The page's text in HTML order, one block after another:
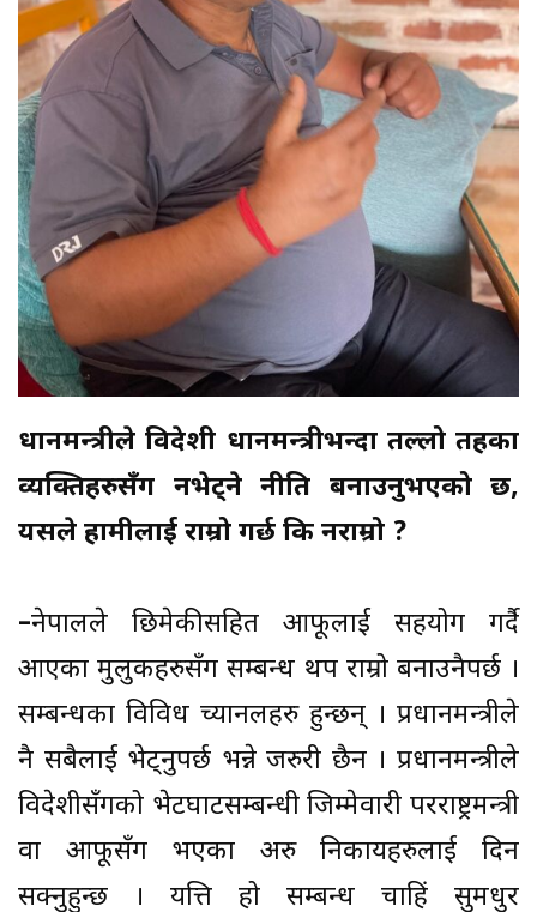
प्रधानमन्त्रीले विदेशी प्रधानमन्त्रीभन्दा तल्लो तहका
व्यक्तिहरुसँग नभेट्ने नीति बनाउनुभएको छ,
यसले हामीलाई राम्रो गर्छ कि नराम्रो ?
–नेपालले छिमेकीसहित आफूलाई सहयोग गर्दै
आएका मुलुकहरुसँग सम्बन्ध थप राम्रो बनाउनैपर्छ ।
सम्बन्धका विविध च्यानलहरु हुन्छन् । प्रधानमन्त्रीले
नै सबैलाई भेट्नुपर्छ भन्ने जरुरी छैन । प्रधानमन्त्रीले
विदेशीसँगको भेटघाटसम्बन्धी जिम्मेवारी परराष्ट्रमन्त्री
वा आफूसँग भएका अरु निकायहरुलाई दिन
सक्नुहुन्छ । यत्ति हो सम्बन्ध चाहिं सुमधुर